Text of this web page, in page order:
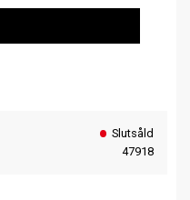
Slutsåld
47918